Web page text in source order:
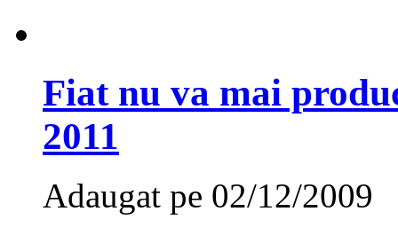
Fiat nu va mai
2011
Adaugat pe 02/12/2009